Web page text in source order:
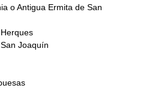
o Antigua Ermita de San
Joaquín